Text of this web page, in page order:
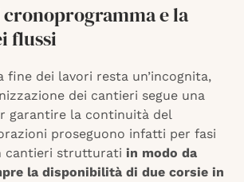
e la
flussi
fine dei lavori resta un’incognita,
dei cantieri segue una
garantire la continuità del
proseguono infatti per fasi
cantieri strutturati in modo da
la disponibilità di due corsie in